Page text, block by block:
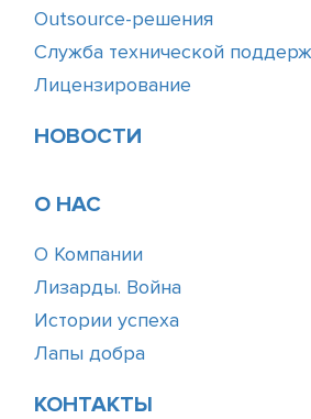
Outsource-решения
Служба технической
Лицензирование
НОВОСТИ
О НАС
О Компании
Лизарды. Война
Истории успеха
Лапы добра
КОНТАКТЫ